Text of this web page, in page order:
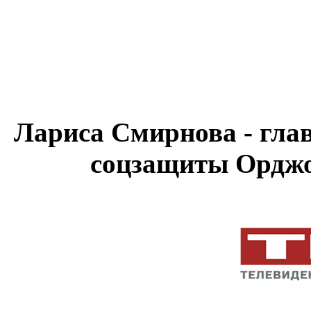
Лариса Смирнова -
соцзащиты